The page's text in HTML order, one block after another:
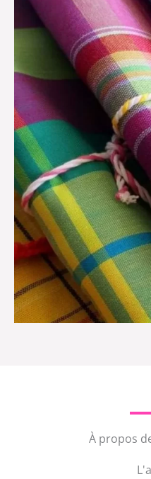
À propos